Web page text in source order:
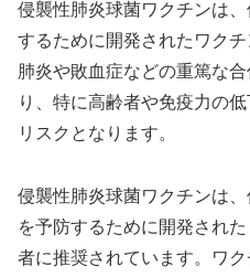
侵襲性肺炎球菌ワクチンは
するために開発されたワク
肺炎や敗血症などの重篤な
り、特に高齢者や免疫力の
リスクとなります。
侵襲性肺炎球菌ワクチンは
を予防するために開発され
者に推奨されています。ワ